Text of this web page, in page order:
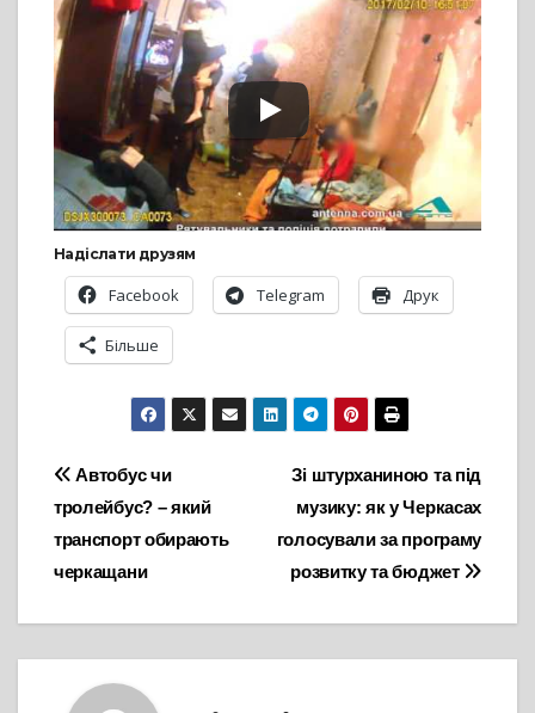
Надіслати друзям
Facebook Telegram Друк
Більше
Навігація
записів
Зі штурханиною та під
музику: як у Черкасах
голосували за програму
розвитку та бюджет
Автобус чи
тролейбус? – який
транспорт обирають
черкащани